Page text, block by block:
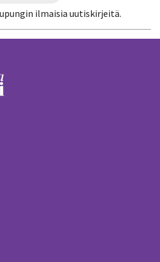
ilmaisia uutiskirjeitä.